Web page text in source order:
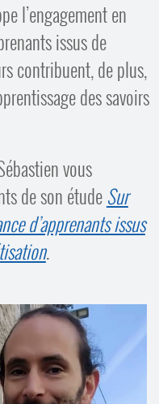
·
Comprendre et parler
Espace presse
Contacts
un lieu d’alphabétisation
l’engagement en
issus de
contribuent, de plus,
des savoirs
vous
de son étude Sur
d’apprenants issus
.